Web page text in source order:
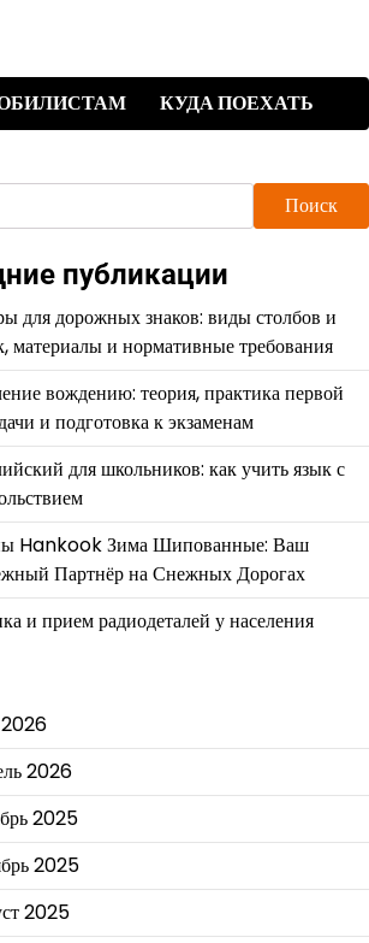
КУДА ПОЕХАТЬ
Поиск
публикации
для дорожных знаков: виды столбов и
материалы и нормативные требования
вождению: теория, практика первой
и подготовка к экзаменам
для школьников: как учить язык с
Hankook Зима Шипованные: Ваш
Партнёр на Снежных Дорогах
и прием радиодеталей у населения
2026
2025
2025
2025